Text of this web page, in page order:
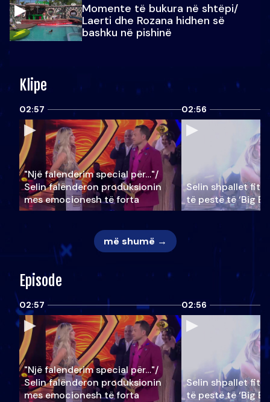
Momente të bukura në shtëpi/
Laerti dhe Rozana hidhen së
bashku në pishinë
Klipe
02:57
"Një falenderim special për…"/
Selin falënderon produksionin
mes emocionesh të forta
02:56
Selin shpallet
të pestë të ‘Big
më shumë →
Episode
02:57
"Një falenderim special për…"/
Selin falënderon produksionin
mes emocionesh të forta
02:56
Selin shpallet
të pestë të ‘Big